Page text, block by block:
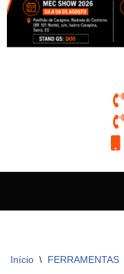
Início \ FERRAMENTAS